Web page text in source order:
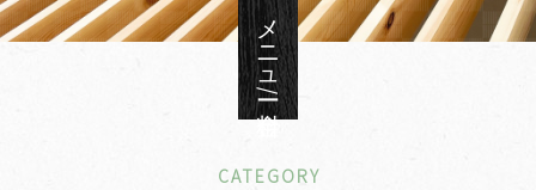
メニュー/料金
CATEGORY